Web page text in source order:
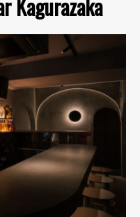
Kagurazaka